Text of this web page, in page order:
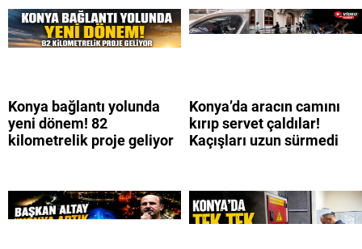
Konya bağlantı yolunda
yeni dönem! 82
kilometrelik proje geliyor
Konya’da aracın camını
kırıp servet çaldılar!
Kaçışları uzun sürmedi